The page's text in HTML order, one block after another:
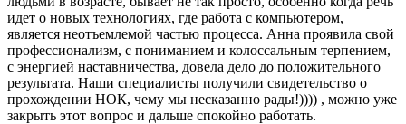
идет о новых технологиях, где работа с компьютером,
является неотъемлемой частью процесса. Анна проявила свой
профессионализм, с пониманием и колоссальным терпением,
с энергией наставничества, довела дело до положительного
результата. Наши специалисты получили свидетельство о
прохождении НОК, чему мы несказанно рады!)))) , можно уже
закрыть этот вопрос и дальше спокойно работать.